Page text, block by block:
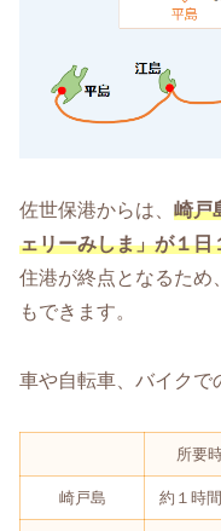
佐世保港からは、 崎戸
ェリーみしま」が１日
住港が終点となるため
もできます。
車や自転車、バイクで
所要
崎戸島 約１時